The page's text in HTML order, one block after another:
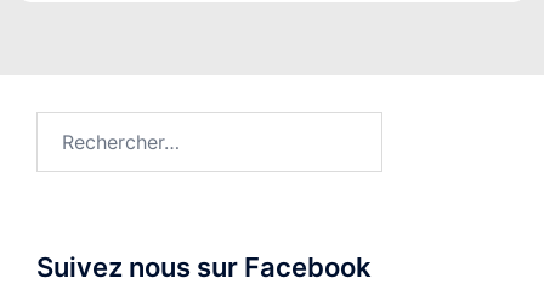
Suivez nous sur Facebook